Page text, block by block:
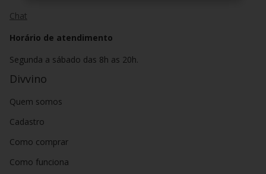
Chat
Horário de atendimento
Segunda a sábado das 8h as 20h.
Divvino
Quem somos
Cadastro
Como comprar
Como funciona